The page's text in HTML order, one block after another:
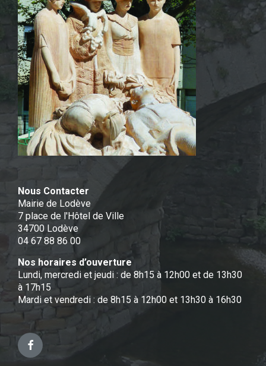
Nous Contacter
Mairie de Lodève
7 place de l'Hôtel de Ville
34700 Lodève
04 67 88 86 00
Nos horaires d’ouverture
Lundi, mercredi et jeudi : de 8h15 à 12h00 et de 13h30
à 17h15
Mardi et vendredi : de 8h15 à 12h00 et 13h30 à 16h30
Facebook